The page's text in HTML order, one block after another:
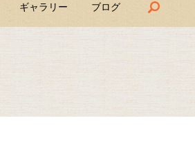
ギャラリー ブログ